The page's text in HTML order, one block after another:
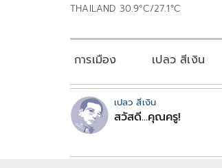
THAILAND 30.9°C/27.1°C
การเมือง เปลว สีเงิน
เปลว สีเงิน
สวัสดี...คุณครู!